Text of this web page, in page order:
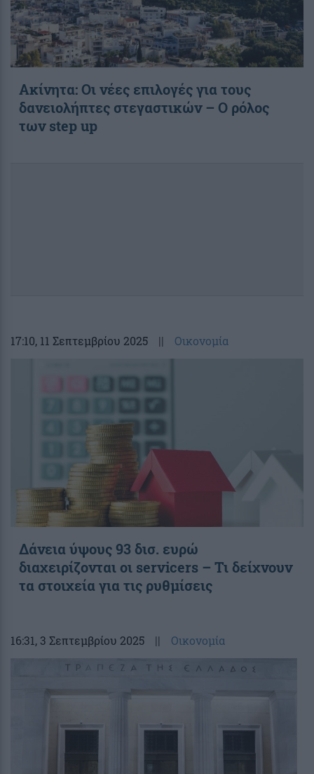
Ακίνητα: Οι νέες επιλογές για τους
δανειολήπτες στεγαστικών – Ο ρόλος
των step up
17:10, 11 Σεπτεμβρίου 2025 || Οικονομία
Δάνεια ύψους 93 δισ. ευρώ
διαχειρίζονται οι servicers – Τι δείχνουν
τα στοιχεία για τις ρυθμίσεις
16:31, 3 Σεπτεμβρίου 2025 || Οικονομία